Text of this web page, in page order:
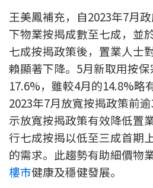
裝修設計專欄
火險、家居、寵物保險
保險資訊專欄
聯絡我們
聯絡方法
網上申請按揭轉介
王美鳳補充，自2023年7月
下物業按揭成數至七成，並
七成按揭政策後，置業人士
賴顯著下降。5月新取用按
17.6%，雖較4月的14.8%略
2023年7月放寬按揭政策前
示放寬按揭政策有效降低置
行七成按揭以低至三成首期
的需求。此趨勢有助細價物
樓市健康及穩健發展。